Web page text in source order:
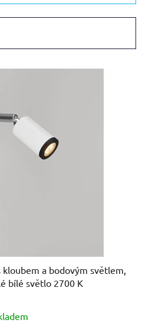
kloubem a bodovým světlem,
bílé světlo 2700 K